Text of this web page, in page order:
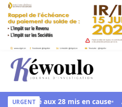
Aller au contenu
Kéwoulo, le premier site
URGENT
accordé aux 28 mis en cause